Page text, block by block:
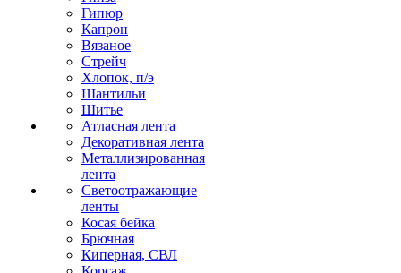
Гипюр
Капрон
Вязаное
Стрейч
Хлопок, п/э
Шантильи
Шитье
Атласная лента
Декоративная лента
Металлизированная
лента
Светоотражающие
ленты
Косая бейка
Брючная
Киперная, СВЛ